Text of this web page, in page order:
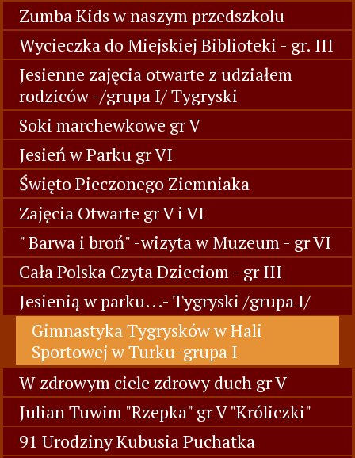
Zumba Kids w naszym przedszkolu
Wycieczka do Miejskiej Biblioteki - gr. III
Jesienne zajęcia otwarte z udziałem
rodziców -/grupa I/ Tygryski
Soki marchewkowe gr V
Jesień w Parku gr VI
Święto Pieczonego Ziemniaka
Zajęcia Otwarte gr V i VI
" Barwa i broń" -wizyta w Muzeum - gr VI
Cała Polska Czyta Dzieciom - gr III
Jesienią w parku...- Tygryski /grupa I/
Gimnastyka Tygrysków w Hali
Sportowej w Turku-grupa I
W zdrowym ciele zdrowy duch gr V
Julian Tuwim "Rzepka" gr V "Króliczki"
91 Urodziny Kubusia Puchatka